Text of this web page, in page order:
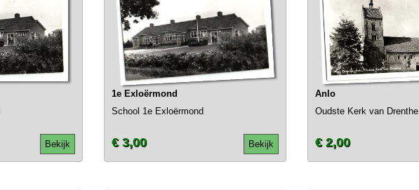
Bekijk
1e Exloërmond
School 1e Exloërmond
Bekijk
€ 3,00
Anlo
Oudste Kerk van Drenthe
€ 2,00